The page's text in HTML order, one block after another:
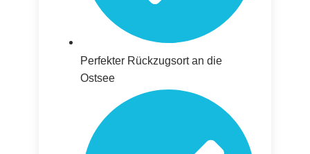
Perfekter Rückzugsort an die
Ostsee